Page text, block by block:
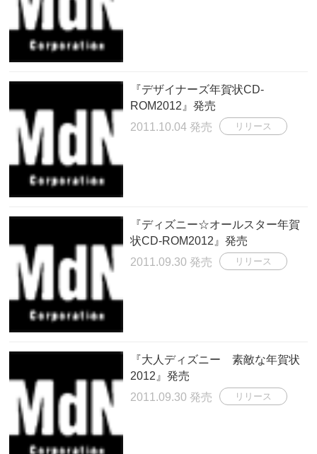
『デザイナーズ年賀状CD-
ROM2012』発売
2011.10.04 発売
リリース
『ディズニー☆オールスター年賀
状CD-ROM2012』発売
2011.09.30 発売
リリース
『大人ディズニー 素敵な年賀状
2012』発売
2011.09.30 発売
リリース